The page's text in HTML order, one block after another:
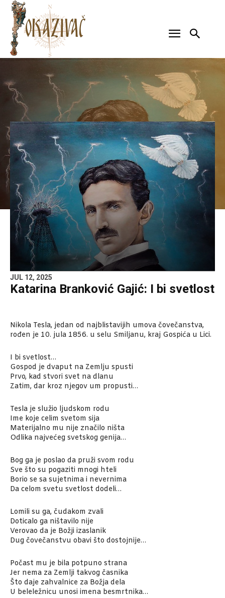
JUL 12, 2025
Katarina Branković Gajić: I bi svetlost
Nikola Tesla, jedan od najblistavijih umova čovečanstva,
rođen je 10. jula 1856. u selu Smiljanu, kraj Gospića u Lici.
I bi svetlost…
Gospod je dvaput na Zemlju spusti
Prvo, kad stvori svet na dlanu
Zatim, dar kroz njegov um propusti…
Tesla je služio ljudskom rodu
Ime koje celim svetom sija
Materijalno mu nije značilo ništa
Odlika najvećeg svetskog genija…
Bog ga je poslao da pruži svom rodu
Sve što su pogaziti mnogi hteli
Borio se sa sujetnima i nevernima
Da celom svetu svetlost dodeli…
Lomili su ga, čudakom zvali
Doticalo ga ništavilo nije
Verovao da je Božji izaslanik
Dug čovečanstvu obavi što dostojnije…
Počast mu je bila potpuno strana
Jer nema za Zemlji takvog časnika
Što daje zahvalnice za Božja dela
U beleležnicu unosi imena besmrtnika…